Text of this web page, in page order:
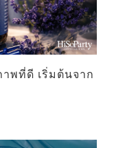
าพที่ดี เริ่มต้นจาก